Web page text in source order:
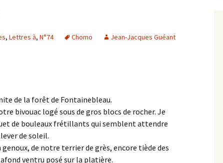
, Lettres à, N°74 Chomo Jean-Jacques Guéant
de la forêt de Fontainebleau.
bivouac logé sous de gros blocs de rocher. Je
de bouleaux frétillants qui semblent attendre
de soleil.
de notre terrier de grès, encore tiède des
ventru posé sur la platière.